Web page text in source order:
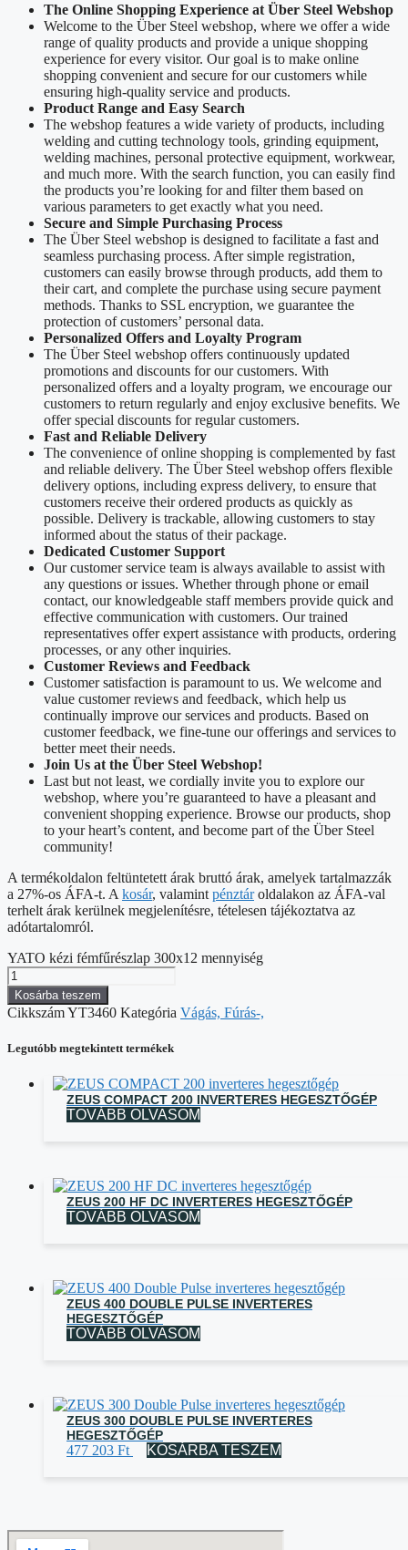
The Online Shopping Experience at Über Steel Webshop
Welcome to the Über Steel webshop, where we offer a wide
range of quality products and provide a unique shopping
experience for every visitor. Our goal is to make online
shopping convenient and secure for our customers while
ensuring high-quality service and products.
Product Range and Easy Search
The webshop features a wide variety of products, including
welding and cutting technology tools, grinding equipment,
welding machines, personal protective equipment, workwear,
and much more. With the search function, you can easily find
the products you’re looking for and filter them based on
various parameters to get exactly what you need.
Secure and Simple Purchasing Process
The Über Steel webshop is designed to facilitate a fast and
seamless purchasing process. After simple registration,
customers can easily browse through products, add them to
their cart, and complete the purchase using secure payment
methods. Thanks to SSL encryption, we guarantee the
protection of customers’ personal data.
Personalized Offers and Loyalty Program
The Über Steel webshop offers continuously updated
promotions and discounts for our customers. With
personalized offers and a loyalty program, we encourage our
customers to return regularly and enjoy exclusive benefits. We
offer special discounts for regular customers.
Fast and Reliable Delivery
The convenience of online shopping is complemented by fast
and reliable delivery. The Über Steel webshop offers flexible
delivery options, including express delivery, to ensure that
customers receive their ordered products as quickly as
possible. Delivery is trackable, allowing customers to stay
informed about the status of their package.
Dedicated Customer Support
Our customer service team is always available to assist with
any questions or issues. Whether through phone or email
contact, our knowledgeable staff members provide quick and
effective communication with customers. Our trained
representatives offer expert assistance with products, ordering
processes, or any other inquiries.
Customer Reviews and Feedback
Customer satisfaction is paramount to us. We welcome and
value customer reviews and feedback, which help us
continually improve our services and products. Based on
customer feedback, we fine-tune our offerings and services to
better meet their needs.
Join Us at the Über Steel Webshop!
Last but not least, we cordially invite you to explore our
webshop, where you’re guaranteed to have a pleasant and
convenient shopping experience. Browse our products, shop
to your heart’s content, and become part of the Über Steel
community!
A termékoldalon feltüntetett árak bruttó árak, amelyek tartalmazzák
a 27%-os ÁFA-t. A kosár, valamint pénztároldalakon az ÁFA-val
terhelt árak kerülnek megjelenítésre, tételesen tájékoztatva az
adótartalomról.
YATO kézi fémfűrészlap 300x12 mennyiség
Kosárba teszem
CikkszámYT3460 Kategória Vágás, Fúrás-,
Legutóbb megtekintett termékek
ZEUS COMPACT 200 INVERTERES HEGESZTŐGÉP
TOVÁBB OLVASOM
ZEUS 200 HF DC INVERTERES HEGESZTŐGÉP
TOVÁBB OLVASOM
ZEUS 400 DOUBLE PULSE INVERTERES
HEGESZTŐGÉP
TOVÁBB OLVASOM
ZEUS 300 DOUBLE PULSE INVERTERES
HEGESZTŐGÉP
477 203 Ft KOSÁRBA TESZEM